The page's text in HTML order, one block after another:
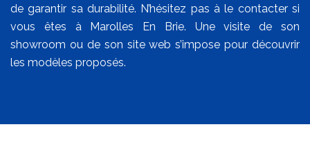
de garantir sa durabilité. N’hésitez pas à le contacter si
vous êtes à Marolles En Brie. Une visite de son
showroom ou de son site web s’impose pour découvrir
les modèles proposés.